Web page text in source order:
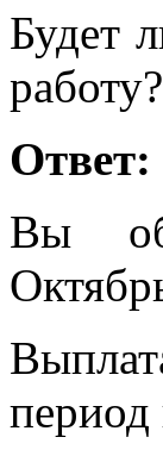
Будет
работу?
Ответ:
Вы
период